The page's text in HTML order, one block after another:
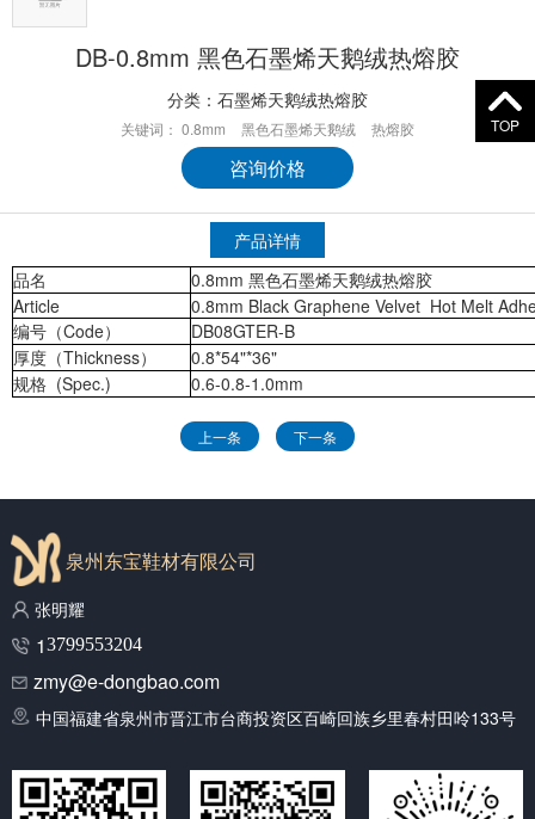
DB-0.8mm 黑色石墨烯天鹅绒热熔胶
分类： 石墨烯天鹅绒热熔胶
关键词： 0.8mm 黑色石墨烯天鹅绒 热熔胶
咨询价格
产品详情
品名
0.8mm 黑色石墨烯天鹅绒热熔胶
Article
0.8mm Black Graphene Velvet Hot Melt
编号（Code）
DB08GTER-B
厚度（Thickness）
0.8*54"*36"
规格 (Spec.)
0.6-0.8-1.0mm
上一条 下一条
泉州东宝鞋材有限公司
张明耀
13799553204
zmy@e-dongbao.com
中国福建省泉州市晋江市台商投资区百崎回族乡里春村田呤133号
TOP